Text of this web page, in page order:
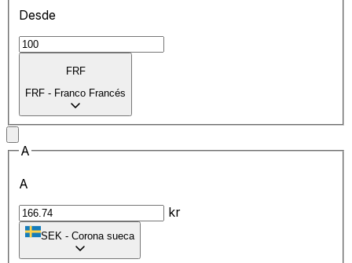
Desde
FRF
FRF - Franco Francés
A
A
kr
SEK - Corona sueca